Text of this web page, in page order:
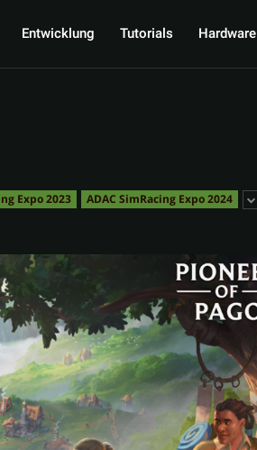
Entwicklung Tutorials Hardware
Expo 2023 ADAC SimRacing Expo 2024